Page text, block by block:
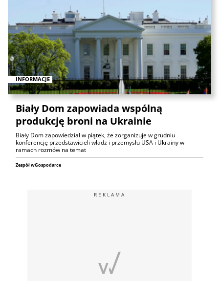
INFORMACJE
Biały Dom zapowiada wspólną
produkcję broni na Ukrainie
Biały Dom zapowiedział w piątek, że zorganizuje w grudniu
konferencję przedstawicieli władz i przemysłu USA i Ukrainy w
ramach rozmów na temat
Zespół wGospodarce
REKLAMA